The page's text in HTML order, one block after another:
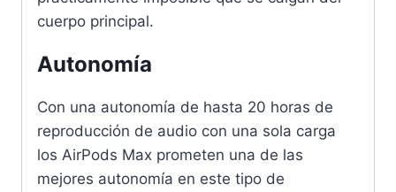
cuerpo principal.
Autonomía
Con una autonomía de hasta 20 horas de
reproducción de audio con una sola carga
los AirPods Max prometen una de las
mejores autonomía en este tipo de